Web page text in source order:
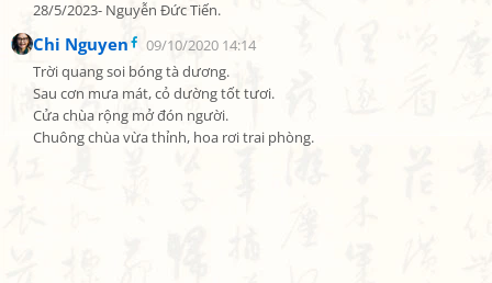
28/5/2023- Nguyễn Đức Tiến.
Chi Nguyen
09/10/2020 14:14
Trời quang soi bóng tà dương.
Sau cơn mưa mát, cỏ dường tốt tươi.
Cửa chùa rộng mở đón người.
Chuông chùa vừa thỉnh, hoa rơi trai phòng.